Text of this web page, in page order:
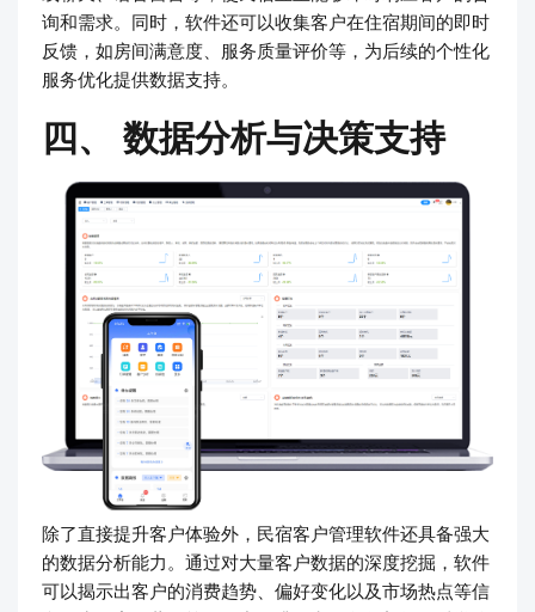
询和需求。同时，软件还可以收集客户在住宿期间的即时
反馈，如房间满意度、服务质量评价等，为后续的个性化
服务优化提供数据支持。
四、 数据分析与决策支持
除了直接提升客户体验外，民宿客户管理软件还具备强大
的数据分析能力。通过对大量客户数据的深度挖掘，软件
可以揭示出客户的消费趋势、偏好变化以及市场热点等信